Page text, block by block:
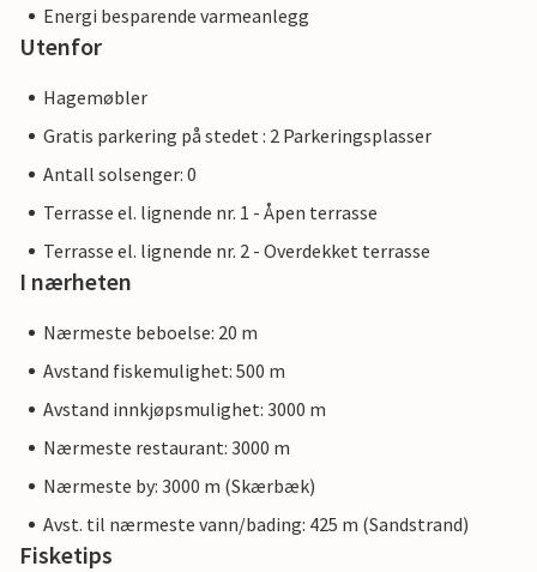
Energi besparende varmeanlegg
Utenfor
Hagemøbler
Gratis parkering på stedet : 2 Parkeringsplasser
Antall solsenger: 0
Terrasse el. lignende nr. 1 - Åpen terrasse
Terrasse el. lignende nr. 2 - Overdekket terrasse
I nærheten
Nærmeste beboelse: 20 m
Avstand fiskemulighet: 500 m
Avstand innkjøpsmulighet: 3000 m
Nærmeste restaurant: 3000 m
Nærmeste by: 3000 m (Skærbæk)
Avst. til nærmeste vann/bading: 425 m (Sandstrand)
Fisketips